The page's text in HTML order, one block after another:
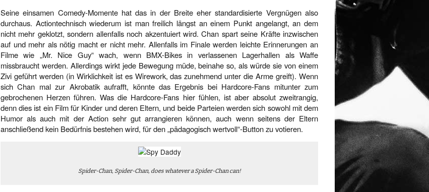
Seine einsamen Comedy-Momente hat das in der Breite eher standardisierte Vergnügen also
durchaus. Actiontechnisch wiederum ist man freilich längst an einem Punkt angelangt, an dem
nicht mehr geklotzt, sondern allenfalls noch akzentuiert wird. Chan spart seine Kräfte inzwischen
auf und mehr als nötig macht er nicht mehr. Allenfalls im Finale werden leichte Erinnerungen an
Filme wie „Mr. Nice Guy“ wach, wenn BMX-Bikes in verlassenen Lagerhallen als Waffe
missbraucht werden. Allerdings wirkt jede Bewegung müde, beinahe so, als würde sie von einem
Zivi geführt werden (in Wirklichkeit ist es Wirework, das zunehmend unter die Arme greift). Wenn
sich Chan mal zur Akrobatik aufrafft, könnte das Ergebnis bei Hardcore-Fans mitunter zum
gebrochenen Herzen führen. Was die Hardcore-Fans hier fühlen, ist aber absolut zweitrangig,
denn dies ist ein Film für Kinder und deren Eltern, und beide Parteien werden sich sowohl mit dem
Humor als auch mit der Action sehr gut arrangieren können, auch wenn seitens der Eltern
anschließend kein Bedürfnis bestehen wird, für den „pädagogisch wertvoll“-Button zu votieren.
Spider-Chan, Spider-Chan, does whatever a Spider-Chan can!